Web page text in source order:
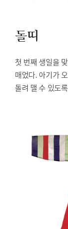
돌띠
첫 번째 생일을
매었다. 아기가
돌려 맬 수 있도